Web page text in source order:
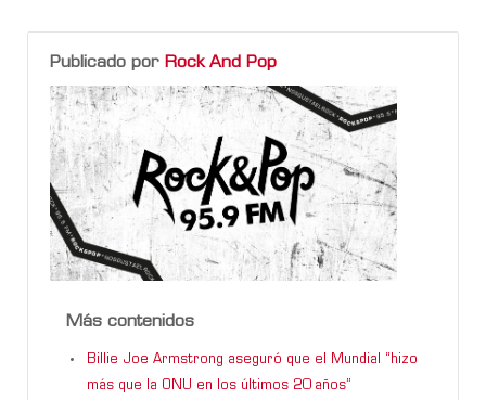
Publicado por Rock And Pop
Más contenidos
Billie Joe Armstrong aseguró que el Mundial “hizo
más que la ONU en los últimos 20 años”